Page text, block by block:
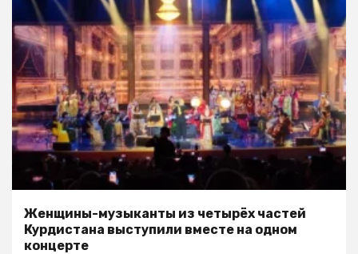
Женщины-музыканты из четырёх частей
Курдистана выступили вместе на одном
концерте